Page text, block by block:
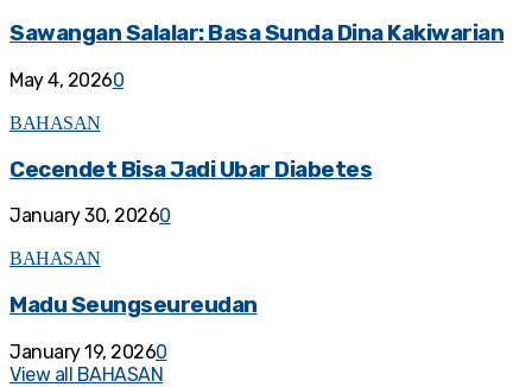
Sawangan Salalar: Basa Sunda Dina Kakiwarian
May 4, 20260
BAHASAN
Cecendet Bisa Jadi Ubar Diabetes
January 30, 20260
BAHASAN
Madu Seungseureudan
January 19, 20260
View all BAHASAN